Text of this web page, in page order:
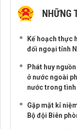
NHỮNG
Kế hoạch thực
đối ngoại tỉnh
Phát huy
ở nước ngoài
nước trong tình
Gặp mặt kỉ
Bộ đội Biên